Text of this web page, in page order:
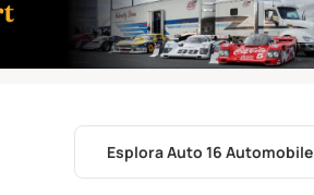
Esplora Auto 16 Automobile